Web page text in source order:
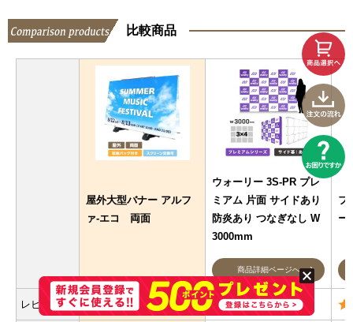
比較商品
屋外大型バナー アルフ
ァ-エコ 両面
ウォーリー 3S-PR プレ
ミアム 片面 サイドあり
防炎あり つなぎなし W
3000mm
フ
ー
商品詳細ページへ
レビュー (16